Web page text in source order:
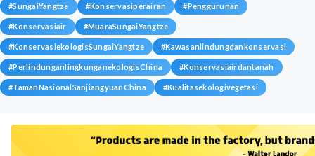
#SungaiYangtze #Konservasiperairan #Penggurunan
#Konservasiair #MuaraSungaiYangtze
#KonservasiekologisSungaiYangtze #Kawasanlindungdankonservasi
#PerlindunganlingkunganekologisChina #Konservasiairdantanah
#TamanNasionalSanjiangyuanChina #Kualitasekologivegetasi